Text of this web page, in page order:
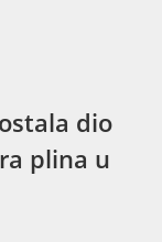
dio
plina u